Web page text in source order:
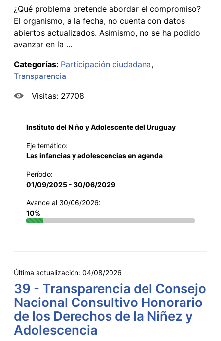
¿Qué problema pretende abordar el compromiso?
El organismo, a la fecha, no cuenta con datos
abiertos actualizados. Asimismo, no se ha podido
avanzar en la ...
Categorías: Participación ciudadana
Transparencia
Visitas: 27708
Instituto del Niño y Adolescente del Uruguay
Eje temático:
Las infancias y adolescencias en agenda
Período:
01/09/2025 - 30/06/2029
Avance al 30/06/2026:
10%
Última actualización: 04/08/2026
39 - Transparencia del Consejo
Nacional Consultivo Honorario
de los Derechos de la Niñez y
Adolescencia